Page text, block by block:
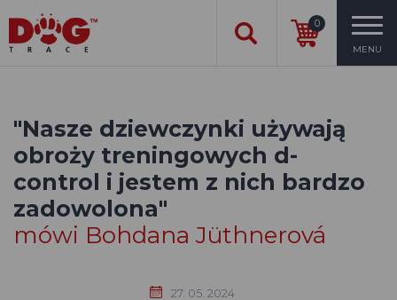
0
MENU
"Nasze dziewczynki używają
obroży treningowych d-
control i jestem z nich bardzo
zadowolona"
mówi Bohdana Jüthnerová
27. 05. 2024